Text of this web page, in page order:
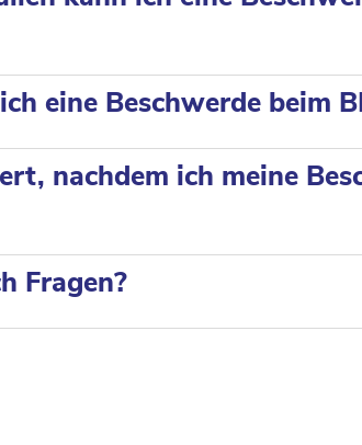
eine Beschwerde beim
nachdem ich meine
Fragen?